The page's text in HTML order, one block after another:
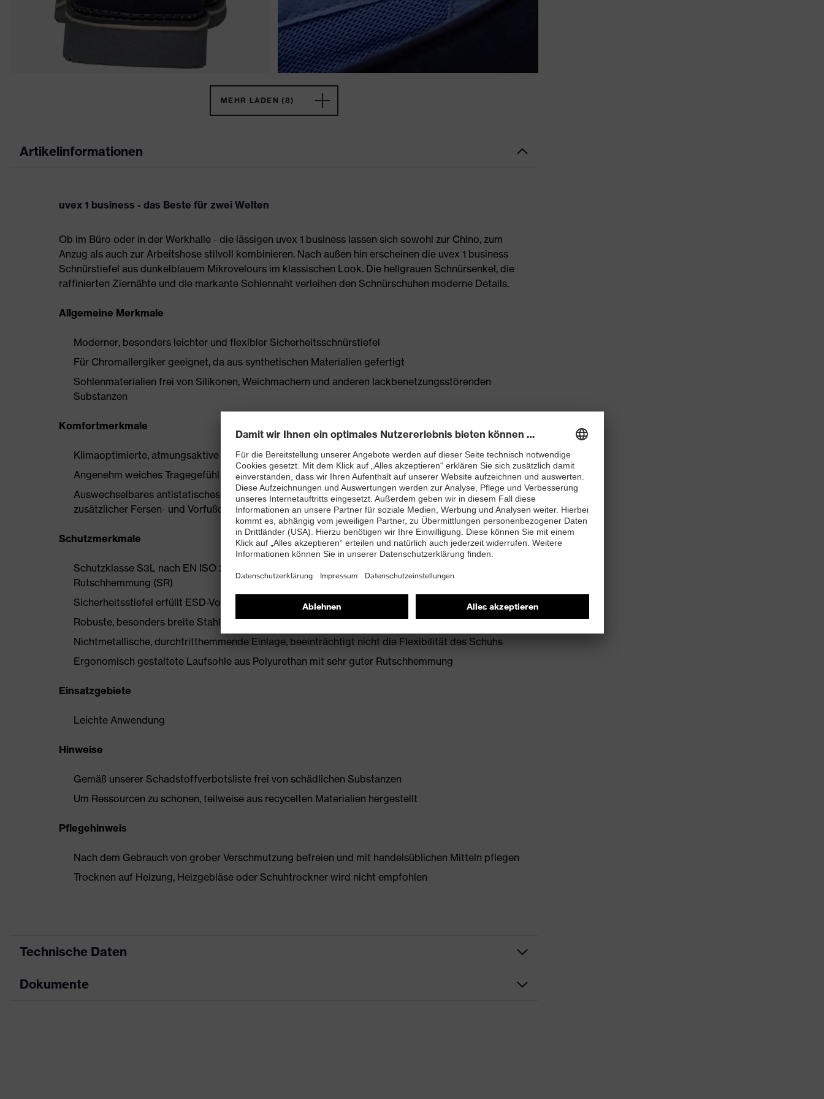
MEHR LADEN (8)
Artikelinformationen
uvex 1 business - das Beste für zwei Welten
Ob im Büro oder in der Werkhalle - die lässigen uvex 1 business lassen sich sowohl zur Chino, zum
Anzug als auch zur Arbeitshose stilvoll kombinieren. Nach außen hin erscheinen die uvex 1 business
Schnürstiefel aus dunkelblauem Mikrovelours im klassischen Look. Die hellgrauen Schnürsenkel, die
raffinierten Ziernähte und die markante Sohlennaht verleihen den Schnürschuhen moderne Details.
Allgemeine Merkmale
Moderner, besonders leichter und flexibler Sicherheitsschnürstiefel
Für Chromallergiker geeignet, da aus synthetischen Materialien gefertigt
Sohlenmaterialien frei von Silikonen, Weichmachern und anderen lackbenetzungsstörenden
Substanzen
Komfortmerkmale
Klimaoptimierte, atmungsaktive Materialien
Angenehm weiches Tragegefühl ohne Druckstellen
Auswechselbares antistatisches Komfortfußbett mit Feuchtigkeitstransportsystem und
zusätzlicher Fersen- und Vorfußdämpfung
Schutzmerkmale
Schutzklasse S3L nach EN ISO 20345:2022 mit Zusatzkennzeichnung für sehr gute
Rutschhemmung (SR)
Sicherheitsstiefel erfüllt ESD-Vorgaben mit Ableitwiderstand kleiner 100 Megaohm
Robuste, besonders breite Stahlzehenkappe für besten Tragekomfort
Nichtmetallische, durchtritthemmende Einlage, beeinträchtigt nicht die Flexibilität des Schuhs
Ergonomisch gestaltete Laufsohle aus Polyurethan mit sehr guter Rutschhemmung
Einsatzgebiete
Leichte Anwendung
Hinweise
Gemäß unserer Schadstoffverbotsliste frei von schädlichen Substanzen
Um Ressourcen zu schonen, teilweise aus recycelten Materialien hergestellt
Pflegehinweis
Nach dem Gebrauch von grober Verschmutzung befreien und mit handelsüblichen Mitteln pflegen
Trocknen auf Heizung, Heizgebläse oder Schuhtrockner wird nicht empfohlen
Technische Daten
Produktart
Dokumente